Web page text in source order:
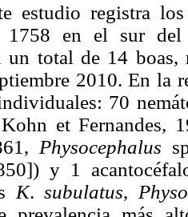
estudio registra
1758 en el sur
un total de 14 boas,
2010. En la
70
et Fernandes,
Physocephalus
y 1
K.subulatus,